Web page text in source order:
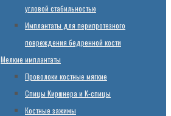
угловой стабильностью
Имплантаты для перипротезного
повреждения бедренной кости
Мелкие имплантаты
Проволоки костные мягкие
Спицы Киршнера и К-спицы
Костные зажимы